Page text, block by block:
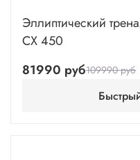
Эллиптический
CX 450
81990 руб109990 руб